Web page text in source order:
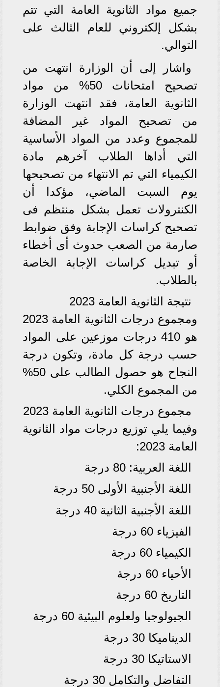
جميع مواد الثانوية العامة التي تتم
بشكل إلكتروني للعام الثالث على
التوالي.
واشار إلى أن الوزارة انتهت من
تصحيح امتحانات 50% من مواد
الثانوية العامة، فقد انتهت الوزارة
من تصحيح المواد غير المضافة
للمجموع وعدد من المواد الأساسية
التي أداها الطلاب آخرهم مادة
الكيمياء التي تم الانتهاء من تصحيحها
يوم السبت الماضي، مؤكدا أن
الكنترولات تعمل بشكل منتظم فى
تصحيح كراسات الإجابة وفق ضوابط
صارمة من الصعب حدوث أى أخطاء
أو تبديل كراسات الإجابة الخاصة
بالطلاب.
نتيجة الثانوية العامة 2023
ومجموع درجات الثانوية العامة 2023
هو 410 درجات موزعين على المواد
حسب درجة كل مادة، وتكون درجة
النجاح هو حصول الطالب على 50%
من المجموع الكلي.
مجموع درجات الثانوية العامة 2023
وفيما يلي توزيع درجات مواد الثانوية
العامة 2023:
اللغة العربية: 80 درجة
اللغة الأجنبية الأولى 50 درجة
اللغة الأجنبية الثانية 40 درجة
الفيزياء 60 درجة
الكيمياء 60 درجة
الأحياء 60 درجة
التاريخ 60 درجة
الجيولوجيا ولعلوم البيئية 60 درجة
الديناميكا 30 درجة
الاستاتيكا 30 درجة
التفاضل والتكامل 30 درجة